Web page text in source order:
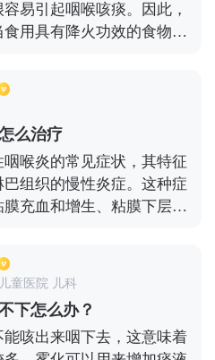
易引起咽喉咳痰。因此，
用具有降火功效的食物，
有痰的症状。此时病人应
，除了与干燥气候有直接
也会造成这种情况。一旦
，然后再看具体情况。在
避免各种导致内热的因
些白开水或蜂蜜水，这对
么治疗
喉炎的常见症状，其特征
组织的慢性炎症。这种症
充血和增生、粘膜下层组
合成一片。咽部异物感症
吞咽。治疗上，常用复方
、中药金嗓咽丸和金嗓清
、冷冻或激光治疗咽后壁
童医院 儿科
下怎么办？
咳出来咽下去，这意味着